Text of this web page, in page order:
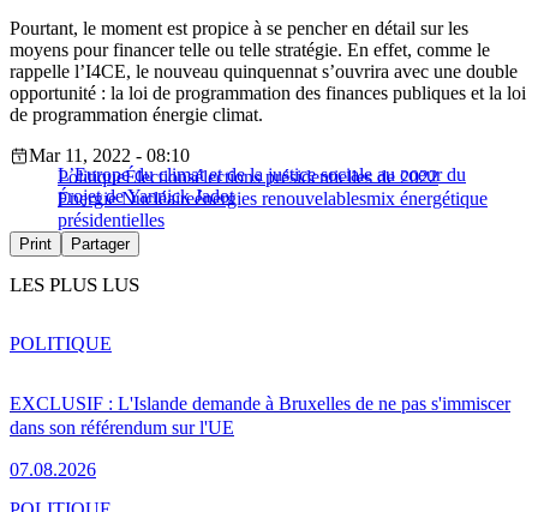
Pourtant, le moment est propice à se pencher en détail sur les
moyens pour financer telle ou telle stratégie. En effet, comme le
rappelle l’I4CE, le nouveau quinquennat s’ouvrira avec une double
opportunité : la loi de programmation des finances publiques et la loi
de programmation énergie climat.
L’Europe du climat et de la justice sociale au coeur du
projet de Yannick Jadot
Mar 11, 2022 - 08:10
PolitiqueÉlectionsélections présidentielles de 2022
Énergie Nucléaireénergies renouvelablesmix énergétique
présidentielles
Print Partager
LES PLUS LUS
EXCLUSIF : L'Islande demande à Bruxelles de ne pas s'immiscer
dans son référendum sur l'UE
07.08.2026
POLITIQUE